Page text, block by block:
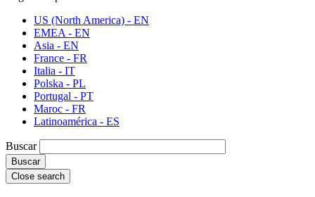
US (North America) - EN
EMEA - EN
Asia - EN
France - FR
Italia - IT
Polska - PL
Portugal - PT
Maroc - FR
Latinoamérica - ES
Buscar
Close search